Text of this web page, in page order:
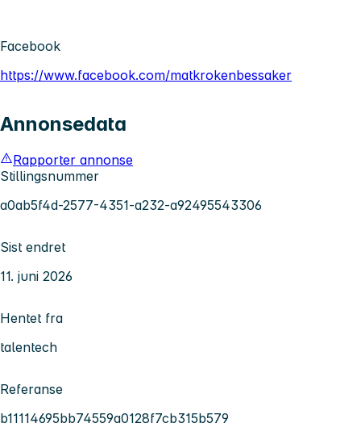
Facebook
https://www.facebook.com/matkrokenbessaker
Annonsedata
Rapporter annonse
Stillingsnummer
a0ab5f4d-2577-4351-a232-a92495543306
Sist endret
11. juni 2026
Hentet fra
talentech
Referanse
b11114695bb74559a0128f7cb315b579